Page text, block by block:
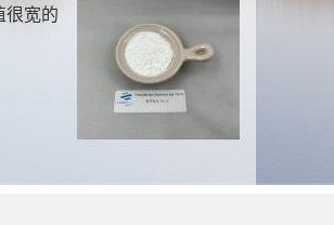
为智能嵌段聚醚消泡剂，可以根据需求定
业级或食品级。